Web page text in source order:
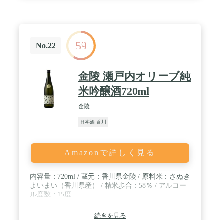
No.22 59
金陵 瀬戸内オリーブ純
米吟醸酒720ml
金陵
日本酒 香川
Amazonで詳しく見る
内容量：720ml / 蔵元：香川県金陵 / 原料米：さぬき
よいまい（香川県産） / 精米歩合：58％ / アルコー
ル度数：15度
続きを見る